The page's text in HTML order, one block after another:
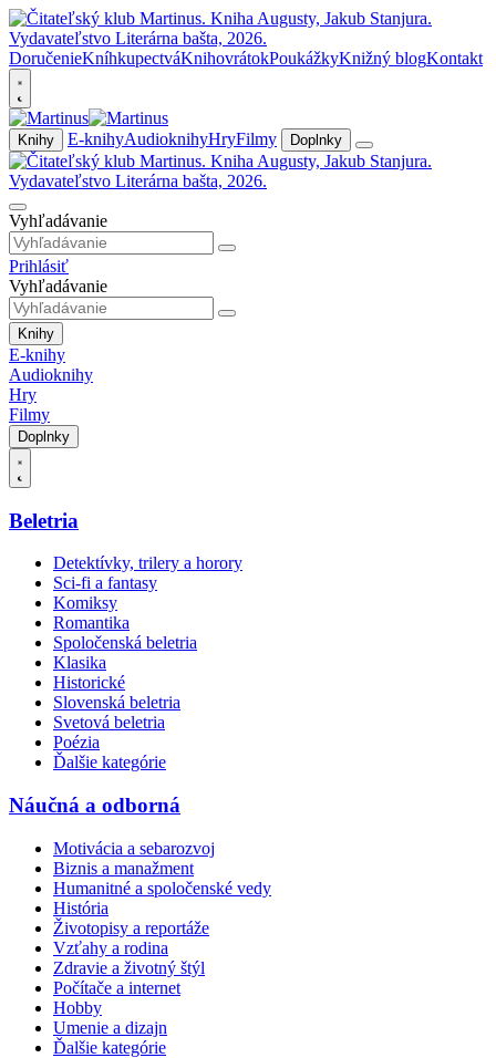
DoručenieKníhkupectváKnihovrátokPoukážkyKnižný blogKontakt
Knihy E-knihyAudioknihyHryFilmy Doplnky
Vyhľadávanie
Prihlásiť
Vyhľadávanie
Knihy
E-knihy
Audioknihy
Hry
Filmy
Doplnky
Beletria
Detektívky, trilery a horory
Sci-fi a fantasy
Komiksy
Romantika
Spoločenská beletria
Klasika
Historické
Slovenská beletria
Svetová beletria
Poézia
Ďalšie kategórie
Náučná a odborná
Motivácia a sebarozvoj
Biznis a manažment
Humanitné a spoločenské vedy
História
Životopisy a reportáže
Vzťahy a rodina
Zdravie a životný štýl
Počítače a internet
Hobby
Umenie a dizajn
Ďalšie kategórie